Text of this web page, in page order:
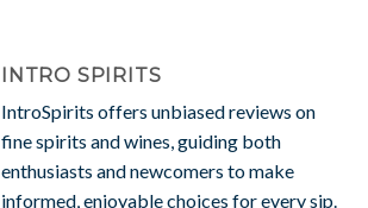
INTRO SPIRITS
IntroSpirits offers unbiased reviews on
fine spirits and wines, guiding both
enthusiasts and newcomers to make
informed, enjoyable choices for every sip.